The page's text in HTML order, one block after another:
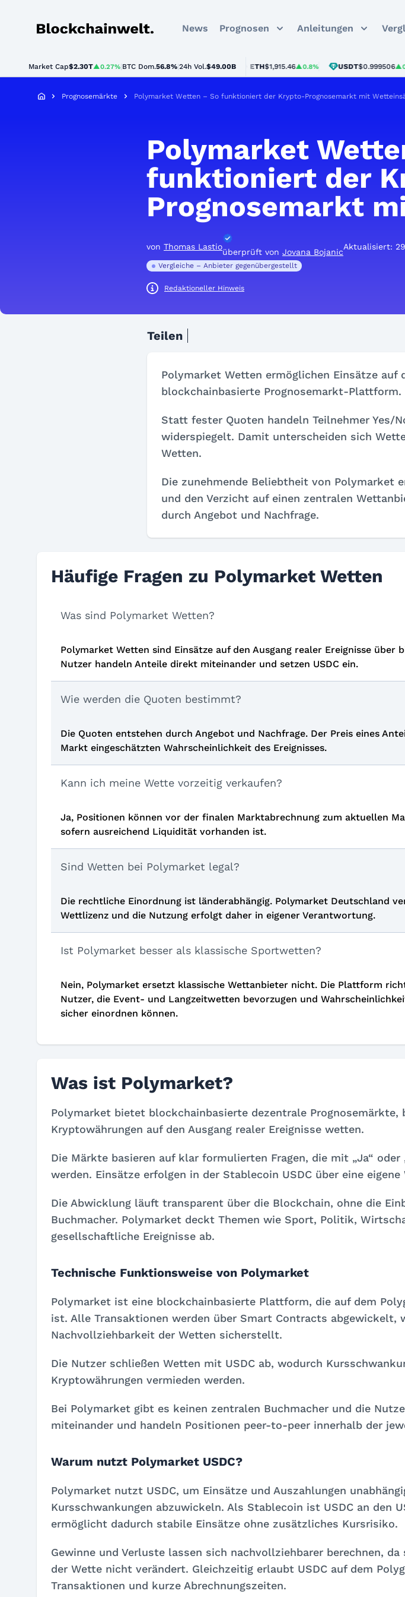
Blockchainwelt News Prognosen Anleitungen
Market Cap$2.30T▲0.27% BTC Dom.56.8% 24h Vol.$49.00B
BTC$64,983.00▲1.1% ETH $1,915.46▲0.8% USDT$0.999506▲0%
Prognosemärkte Polymarket Wetten – So funktioniert der Krypto-Prognosemarkt mit
Polymarket
funktioniert der
Prognosemarkt
von Thomas Lastio
überprüft von Jovana Bojanic
Aktualisiert:
Vergleiche – Anbieter gegenübergestellt
Redaktioneller Hinweis
Teilen
Polymarket Wetten ermöglichen Einsätze auf
blockchainbasierte Prognosemarkt-Plattform.
Statt fester Quoten handeln Teilnehmer Yes/
widerspiegelt. Damit unterscheiden sich
Wetten.
Die zunehmende Beliebtheit von Polymarket
und den Verzicht auf einen zentralen
durch Angebot und Nachfrage.
Häufige Fragen zu Polymarket Wetten
Was sind Polymarket Wetten?
Polymarket Wetten sind Einsätze auf den Ausgang realer Ereignisse über
Nutzer handeln Anteile direkt miteinander und setzen USDC ein.
Wie werden die Quoten bestimmt?
Die Quoten entstehen durch Angebot und Nachfrage. Der Preis eines
Markt eingeschätzten Wahrscheinlichkeit des Ereignisses.
Kann ich meine Wette vorzeitig verkaufen?
Ja, Positionen können vor der finalen Marktabrechnung zum aktuellen
sofern ausreichend Liquidität vorhanden ist.
Sind Wetten bei Polymarket legal?
Die rechtliche Einordnung ist länderabhängig. Polymarket Deutschland
Wettlizenz und die Nutzung erfolgt daher in eigener Verantwortung.
Ist Polymarket besser als klassische Sportwetten?
Nein, Polymarket ersetzt klassische Wettanbieter nicht. Die Plattform
Nutzer, die Event- und Langzeitwetten bevorzugen und
sicher einordnen können.
Was ist Polymarket?
Polymarket bietet blockchainbasierte dezentrale Prognosemärkte,
Kryptowährungen auf den Ausgang realer Ereignisse wetten.
Die Märkte basieren auf klar formulierten Fragen, die mit „Ja“ oder
werden. Einsätze erfolgen in der Stablecoin USDC über eine eigene
Die Abwicklung läuft transparent über die Blockchain, ohne die
Buchmacher. Polymarket deckt Themen wie Sport, Politik,
gesellschaftliche Ereignisse ab.
Technische Funktionsweise von Polymarket
Polymarket ist eine blockchainbasierte Plattform, die auf dem
ist. Alle Transaktionen werden über Smart Contracts abgewickelt,
Nachvollziehbarkeit der Wetten sicherstellt.
Die Nutzer schließen Wetten mit USDC ab, wodurch
Kryptowährungen vermieden werden.
Bei Polymarket gibt es keinen zentralen Buchmacher und die
miteinander und handeln Positionen peer-to-peer innerhalb der
Warum nutzt Polymarket USDC?
Polymarket nutzt USDC, um Einsätze und Auszahlungen
Kursschwankungen abzuwickeln. Als Stablecoin ist USDC an den
ermöglicht dadurch stabile Einsätze ohne zusätzliches Kursrisiko.
Gewinne und Verluste lassen sich nachvollziehbarer berechnen,
der Wette nicht verändert. Gleichzeitig erlaubt USDC auf dem
Transaktionen und kurze Abrechnungszeiten.